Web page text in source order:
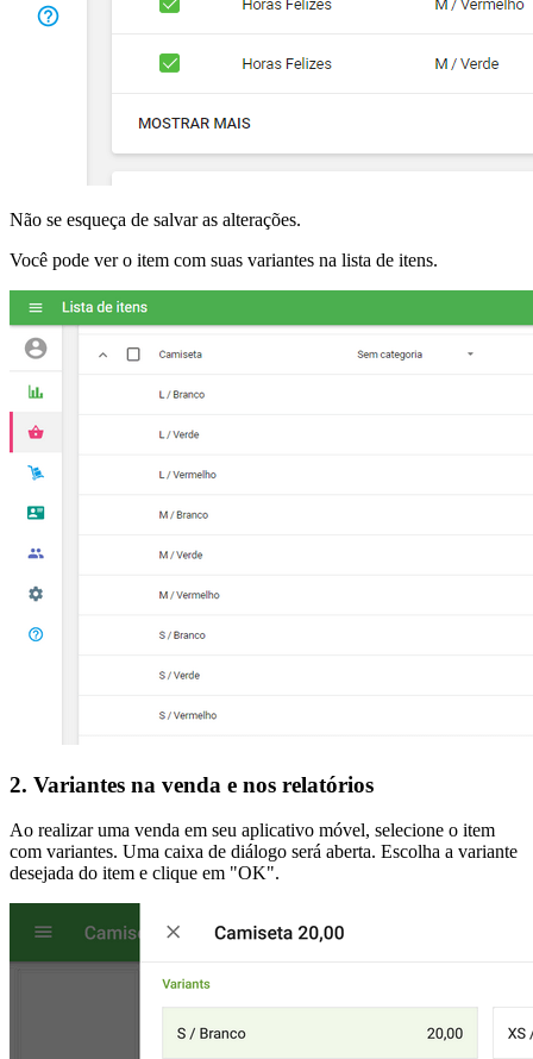
Não se esqueça de salvar as alterações.
Você pode ver o item com suas variantes na lista de itens.
2. Variantes na venda e nos relatórios
Ao realizar uma venda em seu aplicativo móvel, selecione o item
com variantes. Uma caixa de diálogo será aberta. Escolha a variante
desejada do item e clique em "OK".